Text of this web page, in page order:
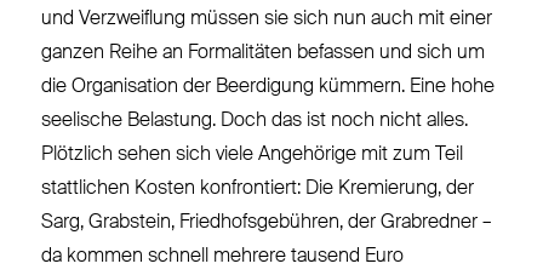
und Verzweiflung müssen sie sich nun auch mit einer
ganzen Reihe an Formalitäten befassen und sich um
die Organisation der Beerdigung kümmern. Eine hohe
seelische Belastung. Doch das ist noch nicht alles.
Plötzlich sehen sich viele Angehörige mit zum Teil
stattlichen Kosten konfrontiert: Die Kremierung, der
Sarg, Grabstein, Friedhofsgebühren, der Grabredner –
da kommen schnell mehrere tausend Euro